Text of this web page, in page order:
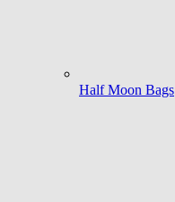
Half Moon Bags